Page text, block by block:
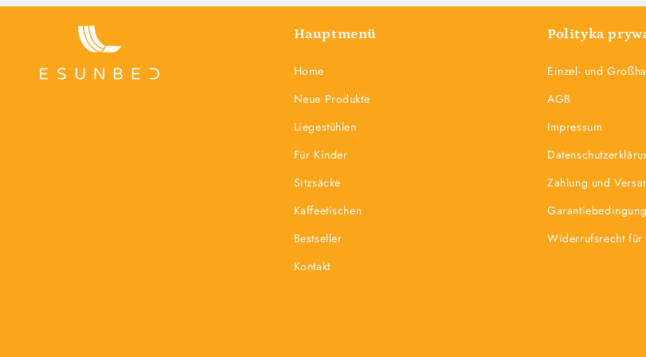
Hauptmenü
Home
Neue Produkte
Liegestühlen
Für Kinder
Sitzsäcke
Kaffeetischen
Bestseller
Kontakt
Polityka
Einzel- und
AGB
Impressum
Zahlung und
Widerrufsrecht für